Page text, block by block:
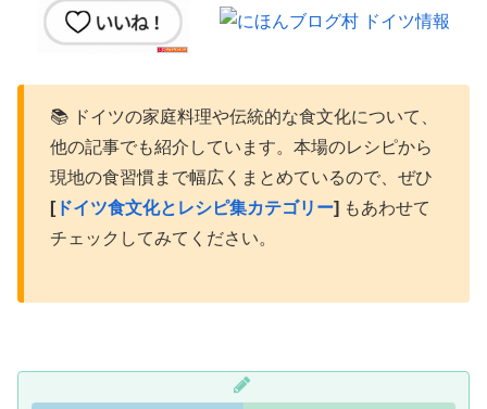
📚 ドイツの家庭料理や伝統的な食文化について、
他の記事でも紹介しています。本場のレシピから
現地の食習慣まで幅広くまとめているので、ぜひ
[ドイツ食文化とレシピ集カテゴリー] もあわせて
チェックしてみてください。